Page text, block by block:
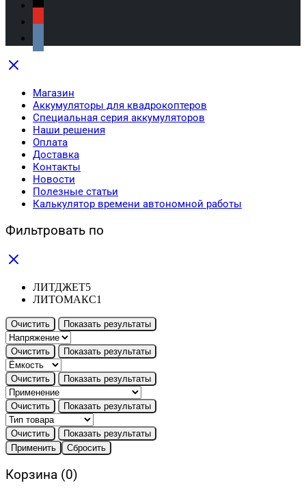
Магазин
Аккумуляторы для квадрокоптеров
Специальная серия аккумуляторов
Наши решения
Оплата
Доставка
Контакты
Новости
Полезные статьи
Калькулятор времени автономной работы
Фильтровать по
ЛИТДЖЕТ5
ЛИТОМАКС1
Очистить Показать результаты
Очистить Показать результаты
Очистить Показать результаты
Очистить Показать результаты
Очистить
Показать результаты
Применить
Сбросить
Корзина (0)